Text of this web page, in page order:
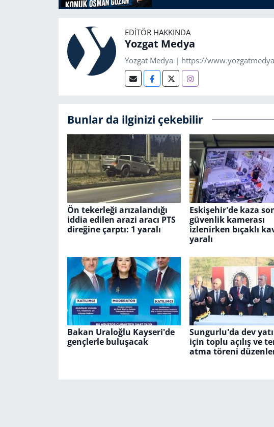
EDITÖR HAKKINDA
Yozgat Medya
Yozgat Medya | https://
Bunlar da ilginizi çekebilir
Ön tekerleği arızalandığı
iddia edilen arazi aracı PTS
direğine çarptı: 1 yaralı
Eskişehir'de kaza
güvenlik kamerası
izlenirken bıçaklı
yaralı
Bakan Uraloğlu Kayseri'de
gençlerle buluşacak
Sungurlu'da dev
için toplu açılış ve
atma töreni